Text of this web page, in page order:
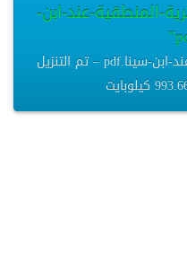
المنطقية-عند-ابن-
رسالة-دكتوراه-النظرية-المنطقية-عند-ابن-سينا.pdf – تم التنزيل